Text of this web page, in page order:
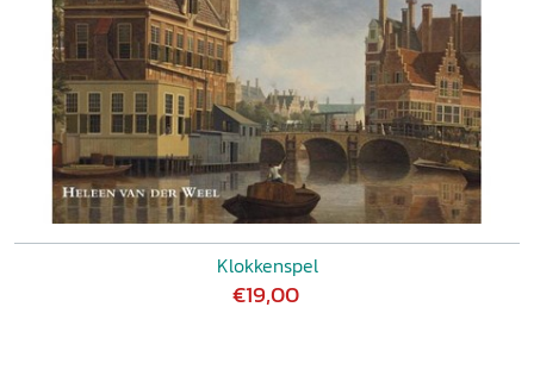
Klokkenspel
€19,00